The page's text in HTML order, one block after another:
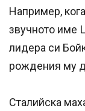
Например,
звучното име
лидера си
рождения му
Сталийска